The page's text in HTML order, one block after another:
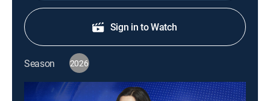
Sign in to Watch
Season 2026